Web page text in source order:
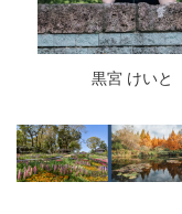
黒宮 けいと